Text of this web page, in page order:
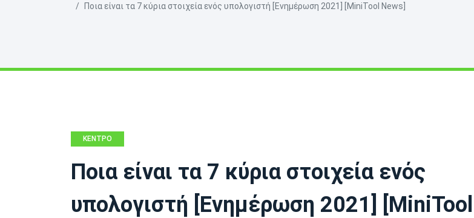
Ποια είναι τα 7 κύρια στοιχεία ενός υπολογιστή [Ενημέρωση 2021] [MiniTool News]
ΚΈΝΤΡΟ
MINITOOL
Ποια είναι τα 7 κύρια στοιχεία ενός
υπολογιστή [Ενημέρωση 2021] [MiniTool